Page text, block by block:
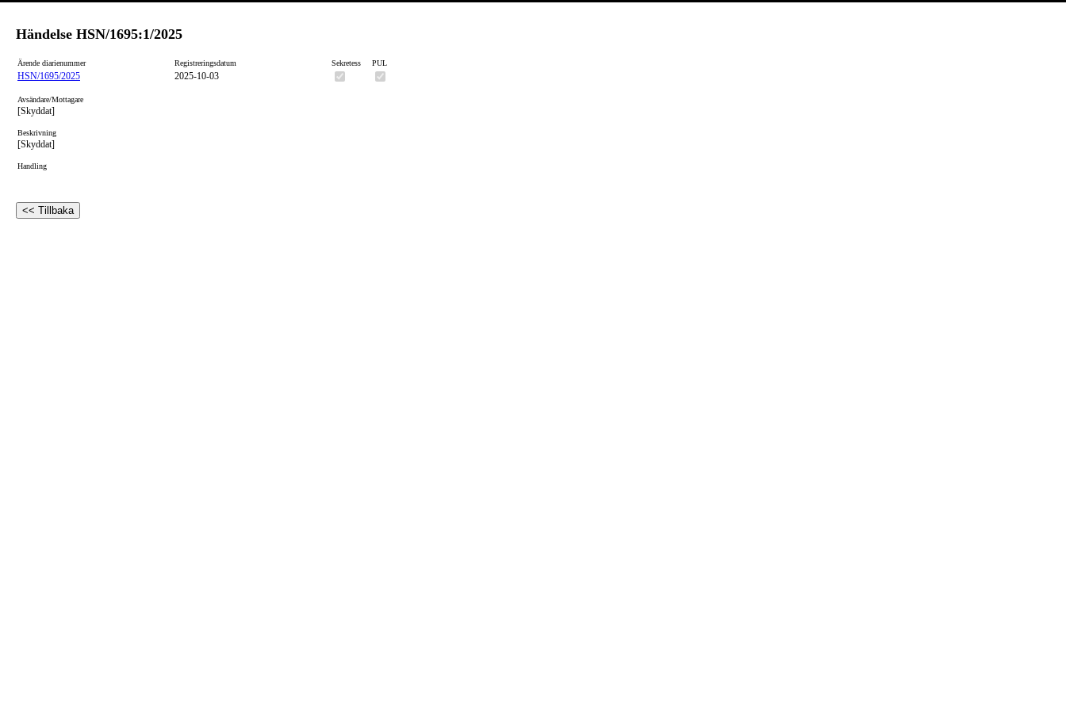
Händelse HSN/1695:1/2025
Ärende diarienummer Registreringsdatum Sekretess PUL
HSN/1695/2025 2025-10-03
Avsändare/Mottagare
[Skyddat]
Beskrivning
[Skyddat]
Handling